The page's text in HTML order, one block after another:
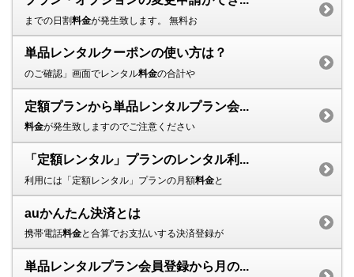
までの日割料金が発生致します。 無料お
単品レンタルクーポンの使い方は？
のご確認」画面でレンタル料金の合計や
定額プランから単品レンタルプラン会...
料金が発生致しますのでご注意ください
「定額レンタル」プランのレンタル利...
利用には「定額レンタル」プランの月額料金と
auかんたん決済とは
携帯電話料金と合算でお支払いする決済登録が
単品レンタルプラン会員登録から月の...